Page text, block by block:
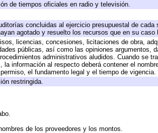
de tiempos oficiales en radio y televisión.
concluidas al ejercicio presupuestal de cada
agotado y resuelto los recursos que en su caso
licencias, concesiones, licitaciones de obra,
públicas, así como las opiniones argumentos,
administrativos aludidos. Cuando se
información al respecto deberá contener el
el fundamento legal y el tiempo de vigencia.
restringida.
de los proveedores y los montos.